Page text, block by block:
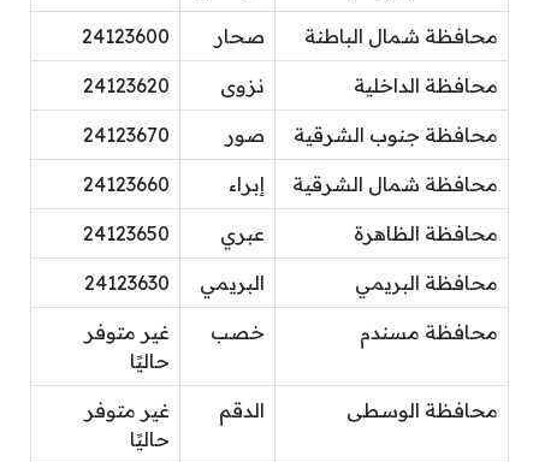
محافظة شمال الباطنة صحار 24123600
محافظة الداخلية نزوى 24123620
محافظة جنوب الشرقية صور 24123670
محافظة شمال الشرقية إبراء 24123660
محافظة الظاهرة عبري 24123650
محافظة البريمي البريمي 24123630
محافظة مسندم خصب
غير متوفر
حاليًا
محافظة الوسطى الدقم
غير متوفر
حاليًا